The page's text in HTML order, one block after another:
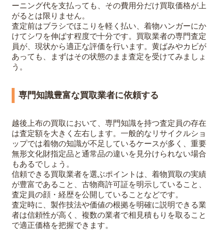
ーニング代を支払っても、その費用分だけ買取価格が上
がるとは限りません。
査定前はブラシでほこりを軽く払い、着物ハンガーにか
けてシワを伸ばす程度で十分です。買取業者の専門査定
員が、現状から適正な評価を行います。黄ばみやカビが
あっても、まずはその状態のまま査定を受けてみましょ
う。
専門知識豊富な買取業者に依頼する
越後上布の買取において、専門知識を持つ査定員の存在
は査定額を大きく左右します。一般的なリサイクルショ
ップでは着物の知識が不足しているケースが多く、重要
無形文化財指定品と通常品の違いを見分けられない場合
もあるでしょう。
信頼できる買取業者を選ぶポイントは、着物買取の実績
が豊富であること、古物商許可証を明示していること、
査定員の顔・経歴を公開していることなどです。
査定時に、製作技法や価値の根拠を明確に説明できる業
者は信頼性が高く、複数の業者で相見積もりを取ること
で適正価格を把握できます。